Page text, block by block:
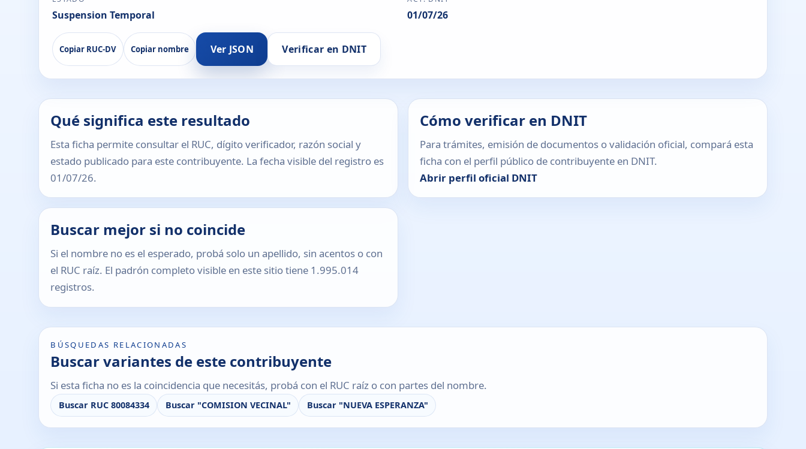
Suspension Temporal 01/07/26
Copiar RUC-DV Copiar nombre Ver JSON Verificar en DNIT
Qué significa este resultado
Esta ficha permite consultar el RUC, dígito verificador, razón social y
estado publicado para este contribuyente. La fecha visible del registro es
01/07/26.
Cómo verificar en DNIT
Para trámites, emisión de documentos o validación oficial, compará esta
ficha con el perfil público de contribuyente en DNIT.
Abrir perfil oficial DNIT
Buscar mejor si no coincide
Si el nombre no es el esperado, probá solo un apellido, sin acentos o con
el RUC raíz. El padrón completo visible en este sitio tiene 1.995.014
registros.
BÚSQUEDAS RELACIONADAS
Buscar variantes de este contribuyente
Si esta ficha no es la coincidencia que necesitás, probá con el RUC raíz o con partes del nombre.
Buscar RUC 80084334 Buscar "COMISION VECINAL" Buscar "NUEVA ESPERANZA"